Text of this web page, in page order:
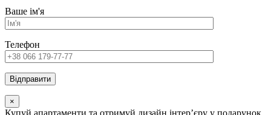
Ваше ім'я
Телефон
×
Купуй апартаменти та отримуй дизайн інтер’єру у подарунок